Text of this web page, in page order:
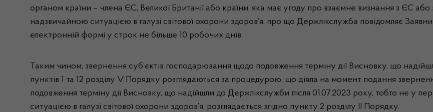
органом країни – члена ЄС, Великої Британії або країни, яка має угоду про взаємне визнання з ЄС
надзвичайною ситуацією в галузі світової охорони здоров’я, про що Держлікслужба повідомляє
електронній формі у строк не більше 10 робочих днів.
Таким чином, звернення суб’єктів господарювання щодо подовження терміну дії Висновку, що
пунктів 1 та 12 розділу V Порядку розглядаються за процедурою, що діяла на момент подання
подовження терміну дії Висновку, що надійшли до Держлікслужби після 01.07.2023 року, тобто не у
ситуацією в галузі світової охорони здоров’я, розглядається згідно пункту 2 розділу ІІ Порядку.